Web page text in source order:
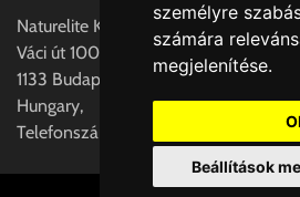
személyre
számára
megjelenítése.
Beállítások
A költséget a megrendeléskor rendelt
valamint az ott megadott szállítási
számolja, valamint visszaigazolja.
Az árak csak a címre való szállítást
anyagmozgatás, be- illetve
Az árak az utánvét és értékbevallási
Naturelite Kft,
Váci út 100.,
1133 Budapest,
Hungary,
Telefonszám: +(36) 70-427-3837